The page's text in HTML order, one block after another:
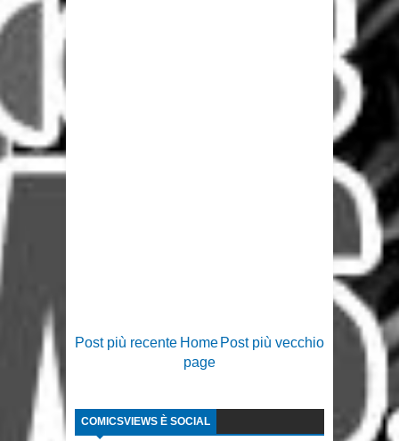
Post più recente Post più vecchio
Home
page
COMICSVIEWS È SOCIAL